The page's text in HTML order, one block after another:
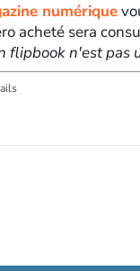
numérique
acheté sera
flipbook n'est pas